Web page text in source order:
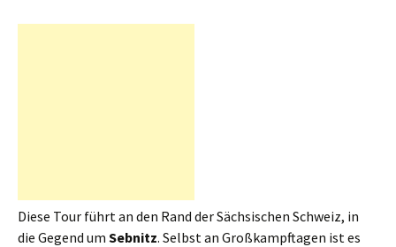
Diese Tour führt an den Rand der Sächsischen Schweiz, in
die Gegend um Sebnitz. Selbst an Großkampftagen ist es